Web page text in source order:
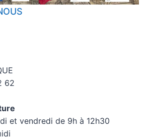
62
et vendredi de 9h à 12h30